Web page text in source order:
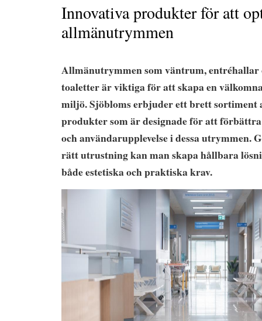
Innovativa produkter för att
allmänutrymmen
Allmänutrymmen som väntrum, entréhallar
toaletter är viktiga för att skapa en
miljö. Sjöbloms erbjuder ett brett sortiment
produkter som är designade för att
och användarupplevelse i dessa utrymmen.
rätt utrustning kan man skapa hållbara
både estetiska och praktiska krav.